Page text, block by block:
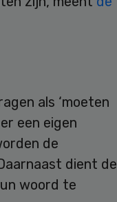
als ‘moeten
een eigen
de
dient de
woord te